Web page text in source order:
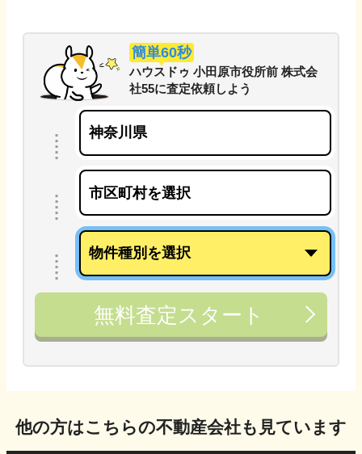
簡単60秒
ハウスドゥ 小田原市役所前 株式会
社55に査定依頼しよう
無料査定スタート
他の方はこちらの不動産会社も見ています